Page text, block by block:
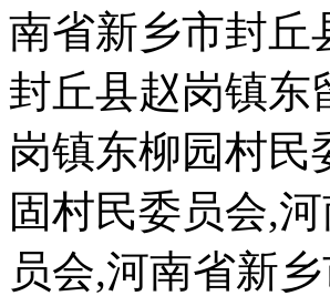
南省新乡市封丘
封丘县赵岗镇东
岗镇东柳园村民
固村民委员会,
员会,河南省新